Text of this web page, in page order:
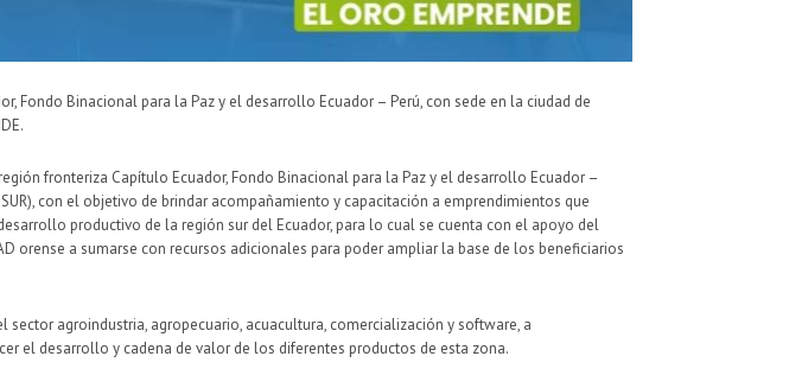
Binacional para la Paz y el desarrollo Ecuador – Perú, con sede en la ciudad de
fronteriza Capítulo Ecuador, Fondo Binacional para la Paz y el desarrollo Ecuador –
con el objetivo de brindar acompañamiento y capacitación a emprendimientos que
productivo de la región sur del Ecuador, para lo cual se cuenta con el apoyo del
orense a sumarse con recursos adicionales para poder ampliar la base de los beneficiarios
agroindustria, agropecuario, acuacultura, comercialización y software, a
el desarrollo y cadena de valor de los diferentes productos de esta zona.